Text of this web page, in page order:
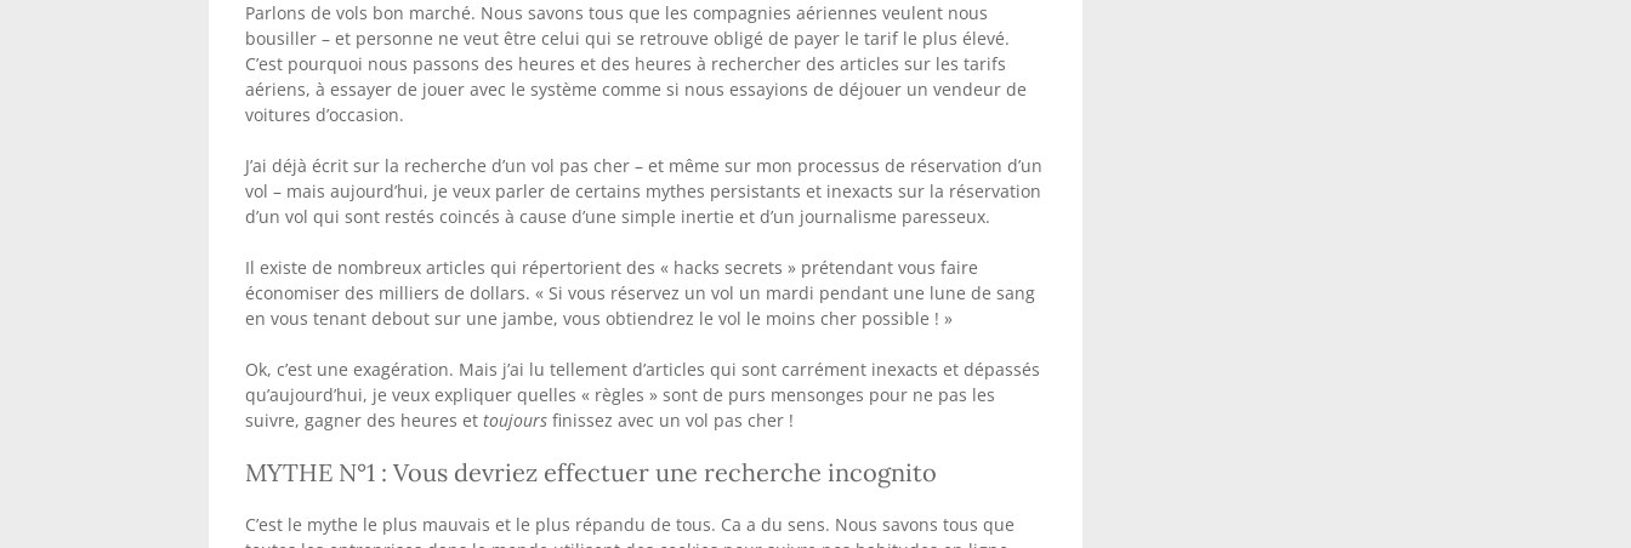
Parlons de vols bon marché. Nous savons tous que les compagnies aériennes veulent nous
bousiller – et personne ne veut être celui qui se retrouve obligé de payer le tarif le plus élevé.
C’est pourquoi nous passons des heures et des heures à rechercher des articles sur les tarifs
aériens, à essayer de jouer avec le système comme si nous essayions de déjouer un vendeur de
voitures d’occasion.
J’ai déjà écrit sur la recherche d’un vol pas cher – et même sur mon processus de réservation d’un
vol – mais aujourd’hui, je veux parler de certains mythes persistants et inexacts sur la réservation
d’un vol qui sont restés coincés à cause d’une simple inertie et d’un journalisme paresseux.
Il existe de nombreux articles qui répertorient des « hacks secrets » prétendant vous faire
économiser des milliers de dollars. « Si vous réservez un vol un mardi pendant une lune de sang
en vous tenant debout sur une jambe, vous obtiendrez le vol le moins cher possible ! »
Ok, c’est une exagération. Mais j’ai lu tellement d’articles qui sont carrément inexacts et dépassés
qu’aujourd’hui, je veux expliquer quelles « règles » sont de purs mensonges pour ne pas les
suivre, gagner des heures et toujours finissez avec un vol pas cher !
MYTHE N°1 : Vous devriez effectuer une recherche incognito
C’est le mythe le plus mauvais et le plus répandu de tous. Ca a du sens. Nous savons tous que